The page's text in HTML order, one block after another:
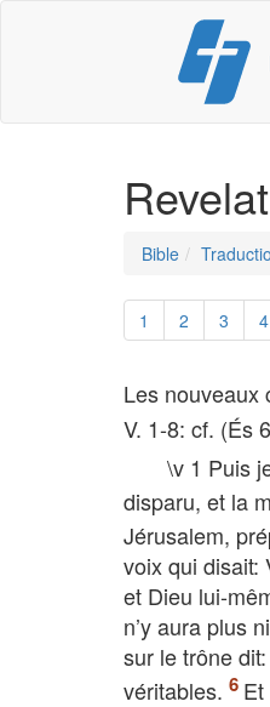
content
Bible
1 2 3 4
Les nouveaux
V. 1-8: cf. (És
\v 1 Puis
disparu, et la
Jérusalem,
voix qui disait:
et Dieu lui-
n’y aura plus
sur le trône
véritables.